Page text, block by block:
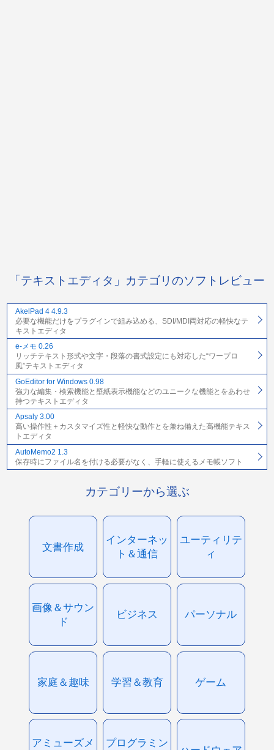
「テキストエディタ」カテゴリのソフトレビュー
AkelPad 4 4.9.3
必要な機能だけをプラグインで組み込める、SDI/MDI両対応の軽快なテ
キストエディタ
e-メモ 0.26
リッチテキスト形式や文字・段落の書式設定にも対応した“ワープロ
風”テキストエディタ
GoEditor for Windows 0.98
強力な編集・検索機能と壁紙表示機能などのユニークな機能とをあわせ
持つテキストエディタ
Apsaly 3.00
高い操作性＋カスタマイズ性と軽快な動作とを兼ね備えた高機能テキス
トエディタ
AutoMemo2 1.3
保存時にファイル名を付ける必要がなく、手軽に使えるメモ帳ソフト
カテゴリーから選ぶ
文書作成
インターネッ
ト＆通信
ユーティリテ
ィ
画像＆サウン
ド
ビジネス パーソナル
家庭＆趣味 学習＆教育 ゲーム
アミューズメ
プログラミン